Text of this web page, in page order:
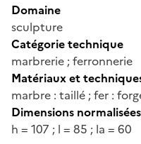
Domaine
sculpture
Catégorie technique
marbrerie ; ferronnerie
Matériaux et
marbre : taillé ; fer :
Dimensions
h = 107 ; l = 85 ; la = 60